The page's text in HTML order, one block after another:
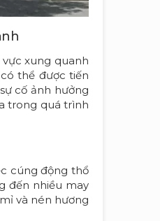
xung quanh
thể được tiến
cố ảnh hưởng
trong quá trình
cúng động thổ
đến nhiều may
và nén hương